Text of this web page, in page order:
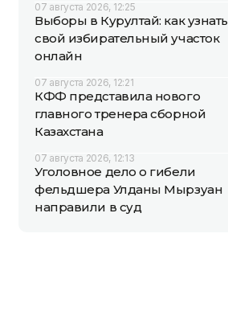
07 августа 2026, 12:25
Выборы в Курултай: как узнать
свой избирательный участок
онлайн
07 августа 2026, 12:21
КФФ представила нового
главного тренера сборной
Казахстана
07 августа 2026, 12:13
Уголовное дело о гибели
фельдшера Улданы Мырзуан
направили в суд